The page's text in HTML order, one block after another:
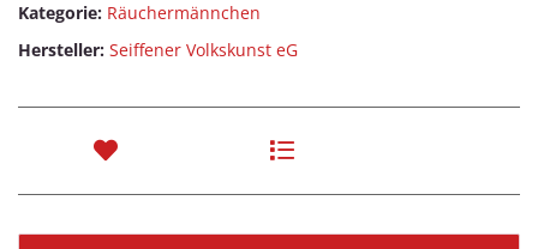
Kategorie: Räuchermännchen
Hersteller: Seiffener Volkskunst eG